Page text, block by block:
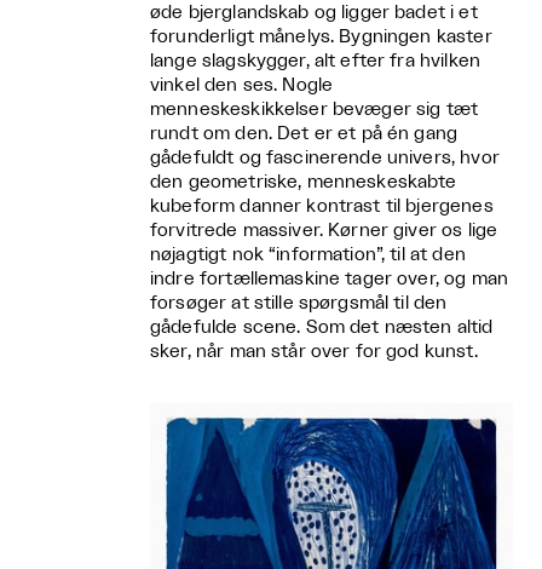
øde bjerglandskab og ligger badet i et
forunderligt månelys. Bygningen kaster
lange slagskygger, alt efter fra hvilken
vinkel den ses. Nogle
menneskeskikkelser bevæger sig tæt
rundt om den. Det er et på én gang
gådefuldt og fascinerende univers, hvor
den geometriske, menneskeskabte
kubeform danner kontrast til bjergenes
forvitrede massiver. Kørner giver os lige
nøjagtigt nok “information”, til at den
indre fortællemaskine tager over, og man
forsøger at stille spørgsmål til den
gådefulde scene. Som det næsten altid
sker, når man står over for god kunst.